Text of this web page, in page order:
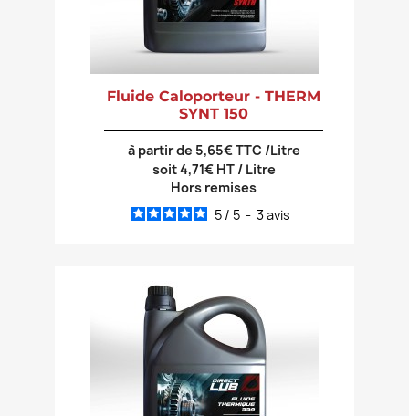
Fluide Caloporteur - THERM
SYNT 150
à partir de 5,65€ TTC /Litre
soit 4,71€ HT / Litre
Hors remises
5 / 5 - 3avis